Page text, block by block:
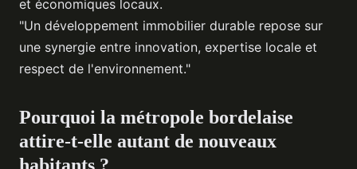
et économiques locaux.
"Un développement immobilier durable repose sur
une synergie entre innovation, expertise locale et
respect de l'environnement."
Pourquoi la métropole bordelaise
attire-t-elle autant de nouveaux